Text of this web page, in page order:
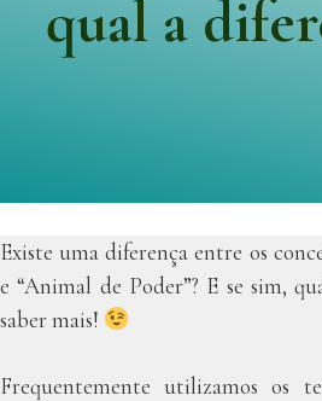
qual a
Existe uma diferença entre os
e “Animal de Poder”? E se sim,
saber mais!
Frequentemente utilizamos os